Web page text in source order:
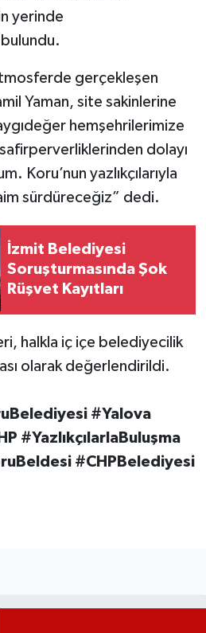
yerinde
gerçekleşen
Yaman, site sakinlerine
hemşehrilerimize
dolayı
Koru’nun yazlıkçılarıyla
sürdüreceğiz” dedi.
İzmit Belediyesi
Soruşturmasında Şok
Rüşvet Kayıtları
halkla iç içe belediyecilik
olarak değerlendirildi.
#Yalova
#YazlıkçılarlaBuluşma
#CHPBelediyesi